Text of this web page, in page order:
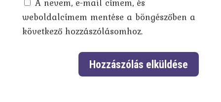
A nevem, e-mail címem, és
weboldalcímem mentése a böngészőben a
következő hozzászólásomhoz.